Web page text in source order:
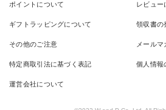
ポイントについて レビュー
ギフトラッピングについて 領収書の
その他のご注意 メール
特定商取引法に基づく表記 個人情報
運営会社について